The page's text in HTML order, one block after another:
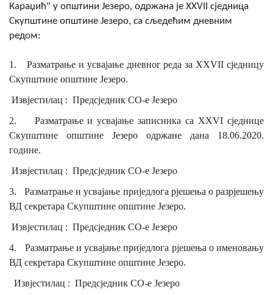
СКУПШТИНА
Скупштинско вијеће општине језеро
Састав Скупштине
Службени Гласници
ОПШТИНСКА УПРАВА
ИНФО
Вијести
Активности
Јавни позиви
Караџић" у општини Језеро, одржана је XXVII сједница
Скупштине општине Језеро, са сљедећим дневним
редом:
1. Разматрање и усвајање дневног реда за XXVII сједницу
Скупштине општине Језеро.
Извјестилац : Предсједник СО-е Језеро
2.
Разматрање и усвајање записника са XXVI сједнице
Скупштине општине Језеро одржане дана 18.06.2020.
године.
Извјестилац : Предсједник СО-е Језеро
3.
Разматрање и усвајање приједлога рјешења о разрјешењу
ВД секретара Скупштине општине Језеро.
Извјестилац : Предсједник СО-е Језеро
4.
Разматрање и усвајање приједлога рјешења о именовању
ВД секретара Скупштине општине Језеро.
Извјестилац : Предсједник СО-е Језеро